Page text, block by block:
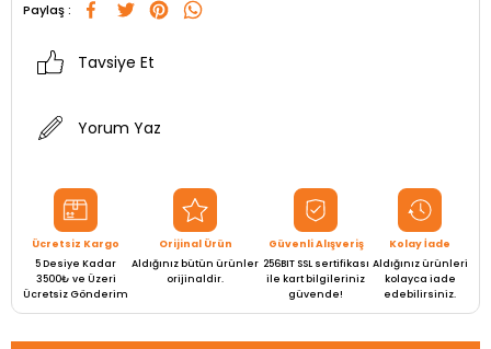
Paylaş :
Tavsiye Et
Yorum Yaz
Ücretsiz Kargo
5 Desiye Kadar
3500₺ ve Üzeri
Ücretsiz Gönderim
Orijinal Ürün
Aldığınız bütün ürünler
orijinaldir.
Güvenli Alışveriş
256BIT SSL sertifikası
ile kart bilgileriniz
güvende!
Kolay İade
Aldığınız ürünleri
kolayca iade
edebilirsiniz.